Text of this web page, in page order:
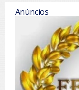
Anúncios